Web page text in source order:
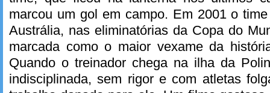
marcou um gol em campo. Em 2001 o
Austrália, nas eliminatórias da Copa do
marcada como o maior vexame da
Quando o treinador chega na ilha da
indisciplinada, sem rigor e com atletas